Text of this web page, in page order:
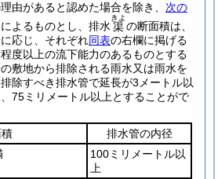
由があると認めた場合を除き、 次の
よるものとし、排水 渠
きよ
の断面積は、
応じ、それぞれ同表の右欄に掲げる
度以上の流下能力のあるものとする
敷地から排除される雨水又は雨水を
除すべき排水管で延長が3メートル以
75ミリメートル以上とすることがで
排水管の内径
100ミリメートル以
上